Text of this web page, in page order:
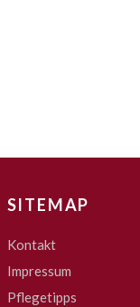
SITEMAP
Kontakt
Impressum
Pflegetipps